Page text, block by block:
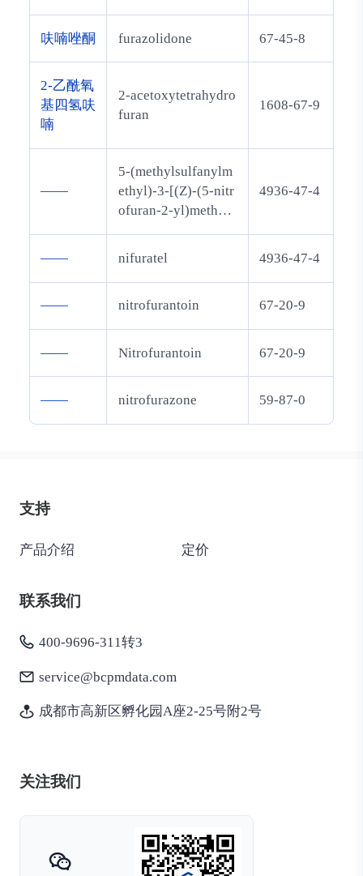
呋喃唑酮 furazolidone 67-45-8
2-乙酰氧
基四氢呋
喃
2-acetoxytetrahydro
furan
1608-67-9
——
5-(methylsulfanylm
ethyl)-3-[(Z)-(5-nitr
ofuran-2-yl)methyli
zolidin-2-one
4936-47-4
—— nifuratel 4936-47-4
—— nitrofurantoin 67-20-9
—— Nitrofurantoin 67-20-9
—— nitrofurazone 59-87-0
支持
产品介绍 定价
联系我们
400-9696-311转3
service@bcpmdata.com
成都市高新区孵化园A座2-25号附2号
关注我们